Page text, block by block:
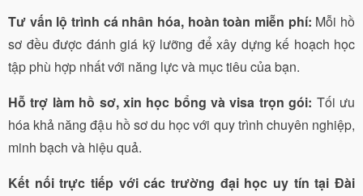
Tư vấn lộ trình cá nhân hóa, hoàn toàn miễn phí: Mỗi hồ
sơ đều được đánh giá kỹ lưỡng để xây dựng kế hoạch học
tập phù hợp nhất với năng lực và mục tiêu của bạn.
Hỗ trợ làm hồ sơ, xin học bổng và visa trọn gói: Tối ưu
hóa khả năng đậu hồ sơ du học với quy trình chuyên nghiệp,
minh bạch và hiệu quả.
Kết nối trực tiếp với các trường đại học uy tín tại Đài